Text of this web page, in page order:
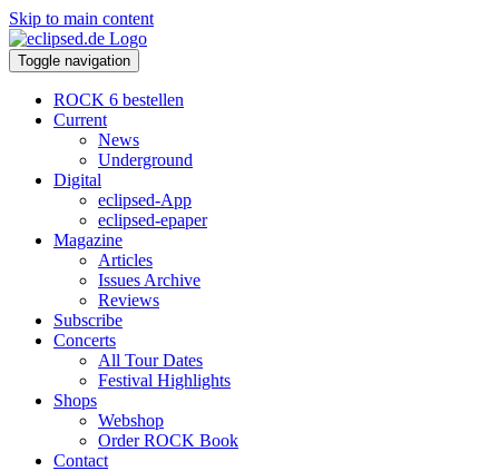
Skip to main content
Toggle navigation
ROCK 6 bestellen
Current
News
Underground
Digital
eclipsed-App
eclipsed-epaper
Magazine
Articles
Issues Archive
Reviews
Subscribe
Concerts
All Tour Dates
Festival Highlights
Shops
Webshop
Order ROCK Book
Contact